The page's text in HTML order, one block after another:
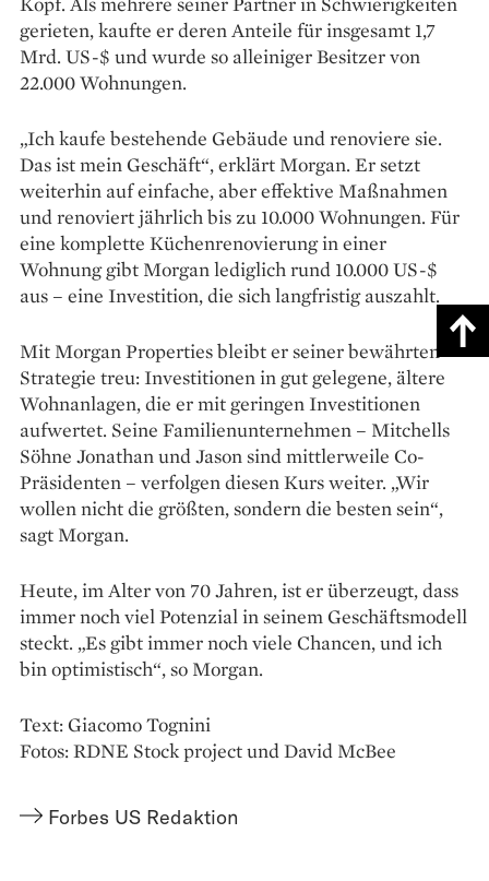
gerieten, kaufte er deren Anteile für insgesamt 1,7
Mrd. US-$ und wurde so alleiniger Besitzer von
22.000 Wohnungen.
„Ich kaufe bestehende Gebäude und renoviere sie.
Das ist mein Geschäft“, erklärt Morgan. Er setzt
weiterhin auf einfache, aber effektive Maßnahmen
und renoviert jährlich bis zu 10.000 Wohnungen. Für
eine komplette Küchenrenovierung in einer
Wohnung gibt Morgan lediglich rund 10.000 US-$
aus – eine Investition, die sich langfristig auszahlt.
Mit Morgan Properties bleibt er seiner bewährten
Strategie treu: Investitionen in gut gelegene, ältere
Wohnanlagen, die er mit geringen Investitionen
aufwertet. Seine Familienunternehmen – Mitchells
Söhne Jonathan und Jason sind mittlerweile Co-
Präsidenten – verfolgen diesen Kurs weiter. „Wir
wollen nicht die größten, sondern die besten sein“,
sagt Morgan.
Heute, im Alter von 70 Jahren, ist er überzeugt, dass
immer noch viel Potenzial in seinem Geschäftsmodell
steckt. „Es gibt immer noch viele Chancen, und ich
bin optimistisch“, so Morgan.
Text: Giacomo Tognini
Fotos: RDNE Stock project und David McBee
Forbes US Redaktion